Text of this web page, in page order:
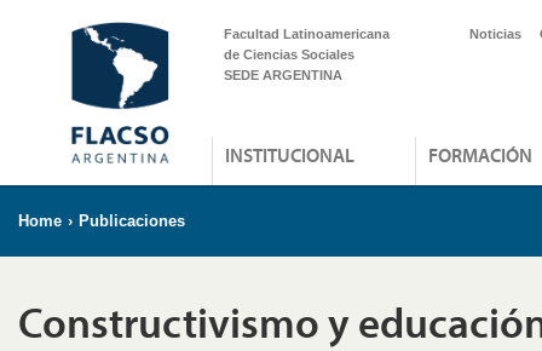
Facultad Latinoamericana
de Ciencias Sociales
SEDE ARGENTINA
Noticias
INSTITUCIONAL FORMACIÓN
Home › Publicaciones
Constructivismo y